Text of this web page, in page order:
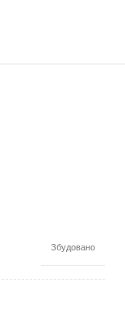
Збудовано